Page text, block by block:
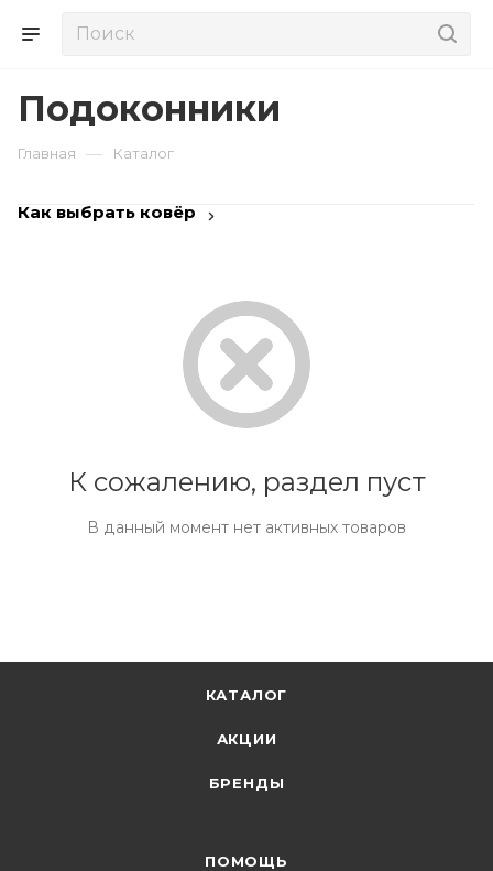
Подоконники
Главная — Каталог
Как выбрать ковёр
К сожалению, раздел пуст
В данный момент нет активных товаров
КАТАЛОГ
АКЦИИ
БРЕНДЫ
ПОМОЩЬ